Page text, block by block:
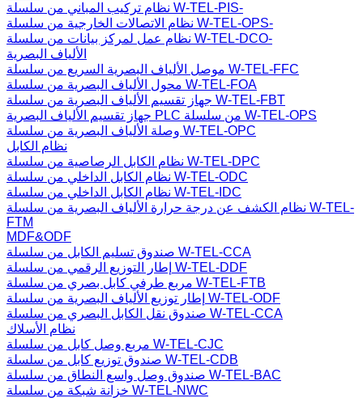
نظام تركيب المباني من سلسلة W-TEL-PIS-
نظام الاتصالات الخارجية من سلسلة W-TEL-OPS-
نظام عمل لمركز بيانات من سلسلة W-TEL-DCO-
الألياف البصرية
موصل الألياف البصرية السريع من سلسلة W-TEL-FFC
محول الألياف البصرية من سلسلة W-TEL-FOA
جهاز تقسيم الألياف البصرية من سلسلة W-TEL-FBT
جهاز تقسيم الألياف البصرية PLC من سلسلة W-TEL-OPS
وصلة الألياف البصرية من سلسلة W-TEL-OPC
نظام الكابل
نظام الكابل الرصاصية من سلسلة W-TEL-DPC
نظام الكابل الداخلي من سلسلة W-TEL-ODC
نظام الكابل الداخلي من سلسلة W-TEL-IDC
نظام الكشف عن درجة حرارة الألياف البصرية من سلسلة W-TEL-
FTM
MDF&ODF
صندوق تسليم الكابل من سلسلة W-TEL-CCA
إطار التوزيع الرقمي من سلسلة W-TEL-DDF
مربع طرفي كابل بصري من سلسلة W-TEL-FTB
إطار توزيع الألياف البصرية من سلسلة W-TEL-ODF
صندوق نقل الكابل البصري من سلسلة W-TEL-CCA
نظام الأسلاك
مربع وصل كابل من سلسلة W-TEL-CJC
صندوق توزيع كابل من سلسلة W-TEL-CDB
صندوق وصل واسع النطاق من سلسلة W-TEL-BAC
خزانة شبكة من سلسلة W-TEL-NWC